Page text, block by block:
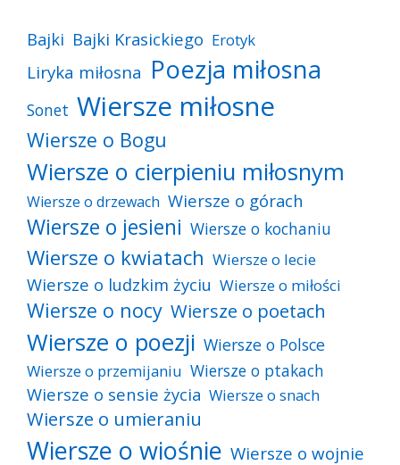
Bajki Bajki Krasickiego Erotyk
Liryka miłosna Poezja miłosna
Sonet Wiersze miłosne
Wiersze o Bogu
Wiersze o cierpieniu miłosnym
Wiersze o drzewach Wiersze o górach
Wiersze o jesieni Wiersze o kochaniu
Wiersze o kwiatach Wiersze o lecie
Wiersze o ludzkim życiu Wiersze o miłości
Wiersze o nocy Wiersze o poetach
Wiersze o poezji Wiersze o Polsce
Wiersze o przemijaniu Wiersze o ptakach
Wiersze o sensie życia Wiersze o snach
Wiersze o umieraniu
Wiersze o wiośnie Wiersze o wojnie